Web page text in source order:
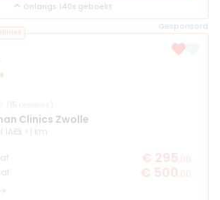
Onlangs 140x geboekt
Gesponsord
Clinics Zwolle
1A <1 km
€ 295 ,00
€ 500 ,00